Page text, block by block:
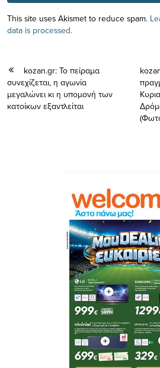
This site uses Akismet to reduce spam.
data is processed.
kozan.gr: Το πείραμα
συνεχίζεται, η αγωνία
μεγαλώνει κι η υπομονή των
κατοίκων εξαντλείται